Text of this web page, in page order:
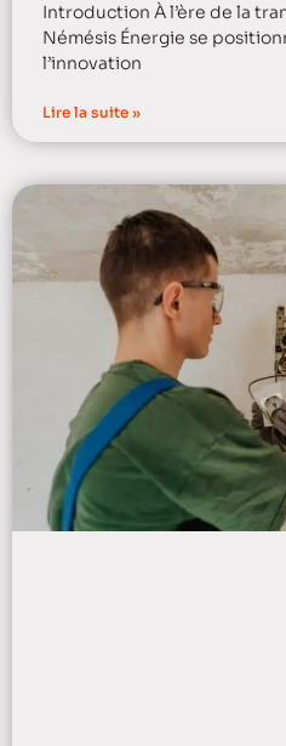
Introduction À l’ère de la
Némésis Énergie se
l’innovation
Lire la suite »